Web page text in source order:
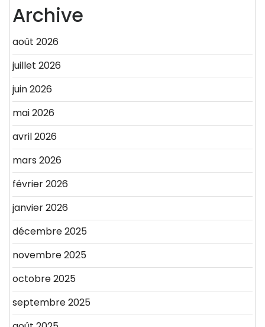
Archive
août 2026
juillet 2026
juin 2026
mai 2026
avril 2026
mars 2026
février 2026
janvier 2026
décembre 2025
novembre 2025
octobre 2025
septembre 2025